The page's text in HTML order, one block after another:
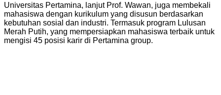
Universitas Pertamina, lanjut Prof. Wawan, juga membekali
mahasiswa dengan kurikulum yang disusun berdasarkan
kebutuhan sosial dan industri. Termasuk program Lulusan
Merah Putih, yang mempersiapkan mahasiswa terbaik untuk
mengisi 45 posisi karir di Pertamina group.